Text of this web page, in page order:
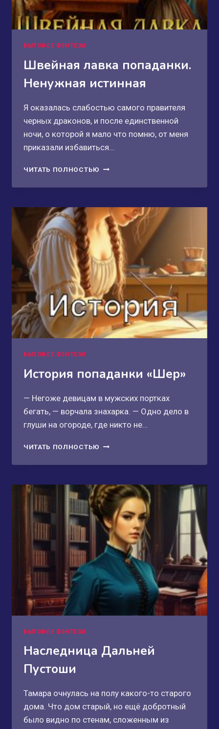
БЫТОВОЕ ФЭНТЕЗИ
Швейная лавка попаданки.
Ненужная истинная
Я оказалась слабостью самого правителя
черных драконов, и после единственной
ночи, о которой я мало что помню, от меня
приказали избавиться…
ЧИТАТЬ ПОЛНОСТЬЮ ШВЕЙНАЯ
ПОПАДАНКИ.
ИСТИННАЯ
БЫТОВОЕ ФЭНТЕЗИ
История попаданки «Шер»
— Негоже девицам в мужских портках
бегать, — ворчала знахарка. — Одно дело в
глуши на огороде, где никто не…
ЧИТАТЬ ПОЛНОСТЬЮ ИСТОРИЯ
«ШЕР»
БЫТОВОЕ ФЭНТЕЗИ
Наследница Дальней
Пустоши
Тамара очнулась на полу какого-то старого
дома. Что дом старый, но ещё добротный
было видно по стенам, сложенным из